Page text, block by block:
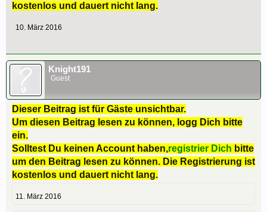
kostenlos und dauert nicht lang.
10. März 2016
Knight191
Guest
Dieser Beitrag ist für Gäste unsichtbar.
Um diesen Beitrag lesen zu können, logg Dich bitte
ein.
Solltest Du keinen Account haben,registrier Dich bitte
um den Beitrag lesen zu können. Die Registrierung ist
kostenlos und dauert nicht lang.
11. März 2016